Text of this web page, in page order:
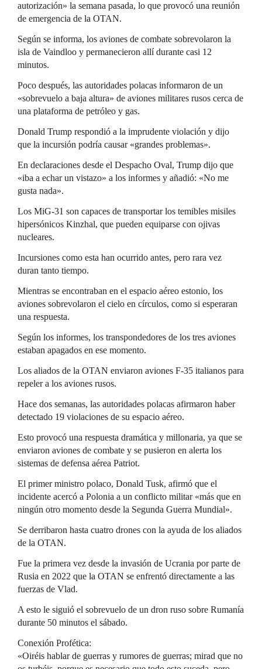
autorización» la semana pasada, lo que provocó una reunión
de emergencia de la OTAN.
Según se informa, los aviones de combate sobrevolaron la
isla de Vaindloo y permanecieron allí durante casi 12
minutos.
Poco después, las autoridades polacas informaron de un
«sobrevuelo a baja altura» de aviones militares rusos cerca de
una plataforma de petróleo y gas.
Donald Trump respondió a la imprudente violación y dijo
que la incursión podría causar «grandes problemas».
En declaraciones desde el Despacho Oval, Trump dijo que
«iba a echar un vistazo» a los informes y añadió: «No me
gusta nada».
Los MiG-31 son capaces de transportar los temibles misiles
hipersónicos Kinzhal, que pueden equiparse con ojivas
nucleares.
Incursiones como esta han ocurrido antes, pero rara vez
duran tanto tiempo.
Mientras se encontraban en el espacio aéreo estonio, los
aviones sobrevolaron el cielo en círculos, como si esperaran
una respuesta.
Según los informes, los transpondedores de los tres aviones
estaban apagados en ese momento.
Los aliados de la OTAN enviaron aviones F-35 italianos para
repeler a los aviones rusos.
Hace dos semanas, las autoridades polacas afirmaron haber
detectado 19 violaciones de su espacio aéreo.
Esto provocó una respuesta dramática y millonaria, ya que se
enviaron aviones de combate y se pusieron en alerta los
sistemas de defensa aérea Patriot.
El primer ministro polaco, Donald Tusk, afirmó que el
incidente acercó a Polonia a un conflicto militar «más que en
ningún otro momento desde la Segunda Guerra Mundial».
Se derribaron hasta cuatro drones con la ayuda de los aliados
de la OTAN.
Fue la primera vez desde la invasión de Ucrania por parte de
Rusia en 2022 que la OTAN se enfrentó directamente a las
fuerzas de Vlad.
A esto le siguió el sobrevuelo de un dron ruso sobre Rumanía
durante 50 minutos el sábado.
Conexión Profética:
«Oiréis hablar de guerras y rumores de guerras; mirad que no